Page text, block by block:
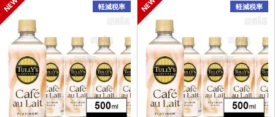
軽減税率 軽減税率